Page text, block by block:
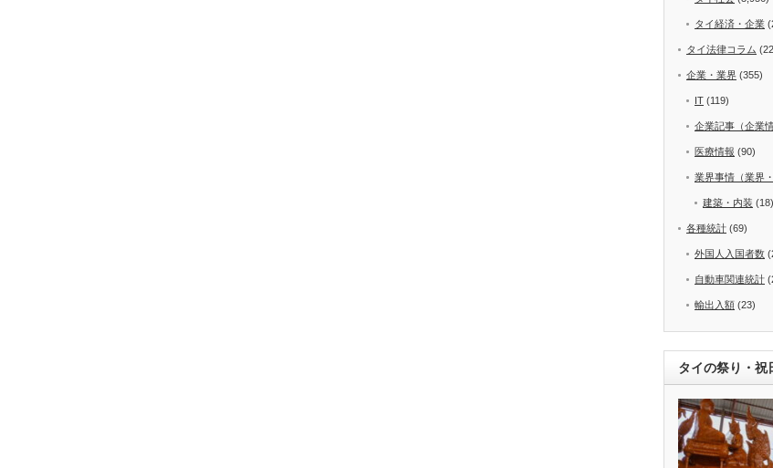
タイ経済・企業
タイ法律コラム
企業・業界 (355)
IT (119)
企業記事（企業
医療情報 (90)
業界事情（業界
建築・内装 (18)
各種統計 (69)
外国人入国者数
自動車関連統計
輸出入額 (23)
タイの祭り・祝